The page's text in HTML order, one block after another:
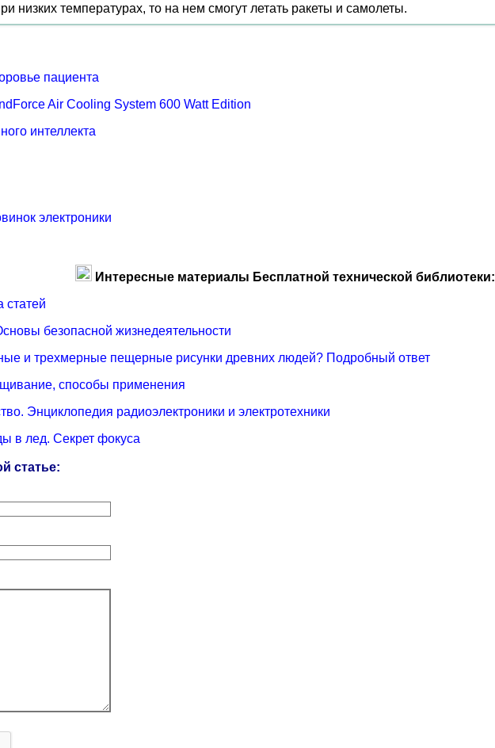
низких температурах, то на нем смогут летать ракеты и самолеты.
пациента
Air Cooling System 600 Watt Edition
интеллекта
электроники
Интересные материалы Бесплатной технической библиотеки:
статей
безопасной жизнедеятельности
и трехмерные пещерные рисунки древних людей? Подробный ответ
способы применения
Энциклопедия радиоэлектроники и электротехники
в лед. Секрет фокуса
статье: